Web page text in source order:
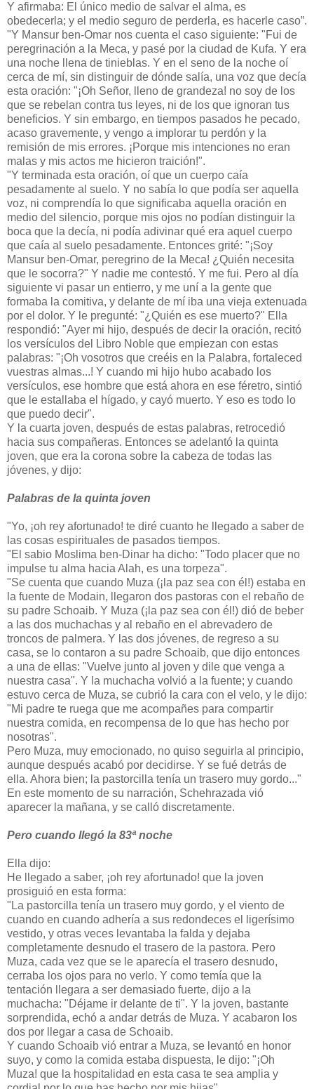
Y afirmaba: El único medio de salvar el alma, es
obedecerla; y el medio seguro de perderla, es hacerle caso”.
"Y Mansur ben-Omar nos cuenta el caso siguiente: "Fui de
peregrinación a la Meca, y pasé por la ciudad de Kufa. Y era
una noche llena de tinieblas. Y en el seno de la noche oí
cerca de mí, sin distinguir de dónde salía, una voz que decía
esta oración: "¡Oh Señor, lleno de grandeza! no soy de los
que se rebelan contra tus leyes, ni de los que ignoran tus
beneficios. Y sin embargo, en tiempos pasados he pecado,
acaso gravemente, y vengo a implorar tu perdón y la
remisión de mis errores. ¡Porque mis intenciones no eran
malas y mis actos me hicieron traición!".
"Y terminada esta oración, oí que un cuerpo caía
pesadamente al suelo. Y no sabía lo que podía ser aquella
voz, ni comprendía lo que significaba aquella oración en
medio del silencio, porque mis ojos no podían distinguir la
boca que la decía, ni podía adivinar qué era aquel cuerpo
que caía al suelo pesadamente. Entonces grité: "¡Soy
Mansur ben-Omar, peregrino de la Meca! ¿Quién necesita
que le socorra?" Y nadie me contestó. Y me fui. Pero al día
siguiente vi pasar un entierro, y me uní a la gente que
formaba la comitiva, y delante de mí iba una vieja extenuada
por el dolor. Y le pregunté: "¿Quién es ese muerto?" Ella
respondió: "Ayer mi hijo, después de decir la oración, recitó
los versículos del Libro Noble que empiezan con estas
palabras: "¡Oh vosotros que creéis en la Palabra, fortaleced
vuestras almas...! Y cuando mi hijo hubo acabado los
versículos, ese hombre que está ahora en ese féretro, sintió
que le estallaba el hígado, y cayó muerto. Y eso es todo lo
que puedo decir".
Y la cuarta joven, después de estas palabras, retrocedió
hacia sus compañeras. Entonces se adelantó la quinta
joven, que era la corona sobre la cabeza de todas las
jóvenes, y dijo:
Palabras de la quinta joven
"Yo, ¡oh rey afortunado! te diré cuanto he llegado a saber de
las cosas espirituales de pasados tiempos.
"El sabio Moslima ben-Dinar ha dicho: "Todo placer que no
impulse tu alma hacia Alah, es una torpeza".
"Se cuenta que cuando Muza (¡la paz sea con él!) estaba en
la fuente de Modain, llegaron dos pastoras con el rebaño de
su padre Schoaib. Y Muza (¡la paz sea con él!) dió de beber
a las dos muchachas y al rebaño en el abrevadero de
troncos de palmera. Y las dos jóvenes, de regreso a su
casa, se lo contaron a su padre Schoaib, que dijo entonces
a una de ellas: "Vuelve junto al joven y dile que venga a
nuestra casa". Y la muchacha volvió a la fuente; y cuando
estuvo cerca de Muza, se cubrió la cara con el velo, y le dijo:
"Mi padre te ruega que me acompañes para compartir
nuestra comida, en recompensa de lo que has hecho por
nosotras".
Pero Muza, muy emocionado, no quiso seguirla al principio,
aunque después acabó por decidirse. Y se fué detrás de
ella. Ahora bien; la pastorcilla tenía un trasero muy gordo..."
En este momento de su narración, Schehrazada vió
aparecer la mañana, y se calló discretamente.
Pero cuando llegó la 83ª noche
Ella dijo:
He llegado a saber, ¡oh rey afortunado! que la joven
prosiguió en esta forma:
"La pastorcilla tenía un trasero muy gordo, y el viento de
cuando en cuando adhería a sus redondeces el ligerísimo
vestido, y otras veces levantaba la falda y dejaba
completamente desnudo el trasero de la pastora. Pero
Muza, cada vez que se le aparecía el trasero desnudo,
cerraba los ojos para no verlo. Y como temía que la
tentación llegara a ser demasiado fuerte, dijo a la
muchacha: "Déjame ir delante de ti". Y la joven, bastante
sorprendida, echó a andar detrás de Muza. Y acabaron los
dos por llegar a casa de Schoaib.
Y cuando Schoaib vió entrar a Muza, se levantó en honor
suyo, y como la comida estaba dispuesta, le dijo: "¡Oh
Muza! que la hospitalidad en esta casa te sea amplia y